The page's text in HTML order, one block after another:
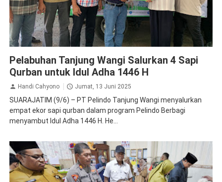
Pelabuhan Tanjung Wangi Salurkan 4 Sapi
Qurban untuk Idul Adha 1446 H
Handi Cahyono Jumat, 13 Juni 2025
SUARAJATIM (9/6) – PT Pelindo Tanjung Wangi menyalurkan
empat ekor sapi qurban dalam program Pelindo Berbagi
menyambut Idul Adha 1446 H. He...